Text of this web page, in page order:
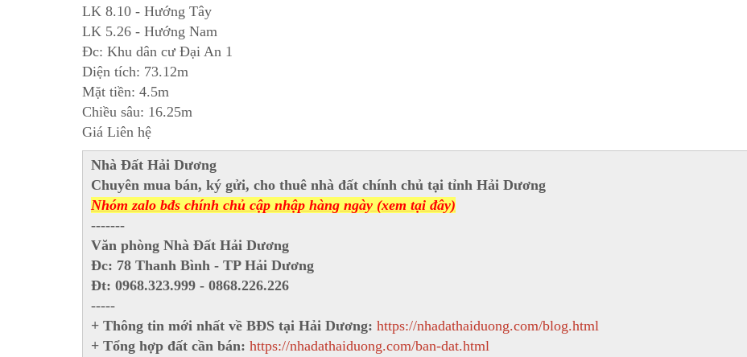
LK 8.10 - Hướng Tây
LK 5.26 - Hướng Nam
Đc: Khu dân cư Đại An 1
Diện tích: 73.12m
Mặt tiền: 4.5m
Chiều sâu: 16.25m
Giá Liên hệ
Nhà Đất Hải Dương
Chuyên mua bán, ký gửi, cho thuê nhà đất chính chủ tại tỉnh Hải Dương
Nhóm zalo bđs chính chủ cập nhập hàng ngày (xem tại đây)
-------
Văn phòng Nhà Đất Hải Dương
Đc: 78 Thanh Bình - TP Hải Dương
Đt: 0968.323.999 - 0868.226.226
-----
+ Thông tin mới nhất về BĐS tại Hải Dương: https://nhadathaiduong.com/blog.html
+ Tổng hợp đất cần bán: https://nhadathaiduong.com/ban-dat.html